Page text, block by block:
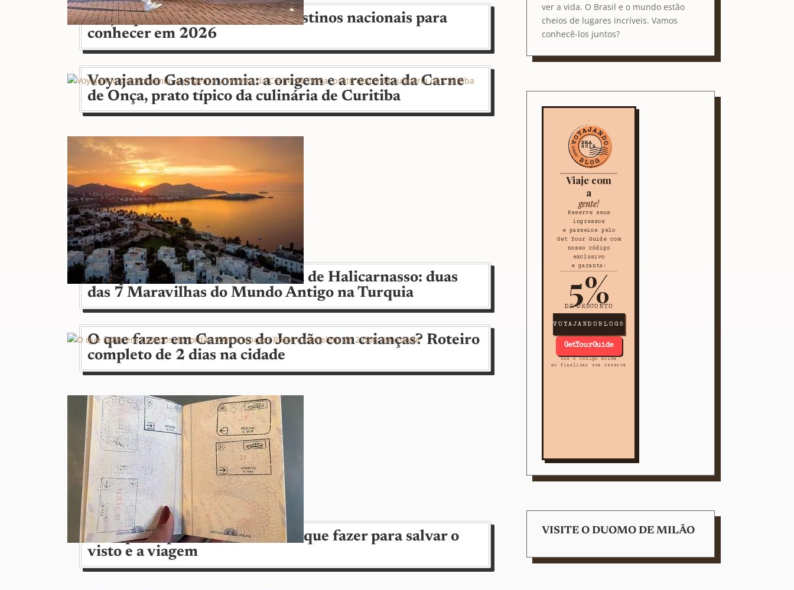
Viajar pelo Brasil: mais de 7 destinos nacionais para
conhecer em 2026
Voyajando Gastronomia: a origem e a receita da Carne
de Onça, prato típico da culinária de Curitiba
Templo de Ártemis e Mausoléu de Halicarnasso: duas
das 7 Maravilhas do Mundo Antigo na Turquia
O que fazer em Campos do Jordão com crianças? Roteiro
completo de 2 dias na cidade
Passaporte perdido? 7 dicas do que fazer para salvar o
visto e a viagem
ver a vida. O Brasil e o mundo estão
cheios de lugares incríveis. Vamos
conhecê-los juntos?
Viaje com
a
gente!
Reserve seus
ingressos
e passeios pelo
Get Your Guide com
nosso código
exclusivo
e garanta:
5%
DE DESCONTO
VOYAJANDOBLOG5
GetYourGuide
use o código acima
ao finalizar sua reserva
VISITE O DUOMO DE MILÃO